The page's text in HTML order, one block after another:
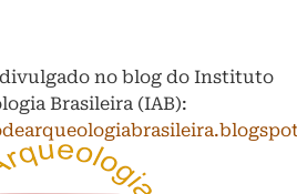
no blog do Instituto
Brasileira (IAB):